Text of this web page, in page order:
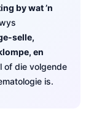
by wat ’n
selle,
en
of die volgende
is.